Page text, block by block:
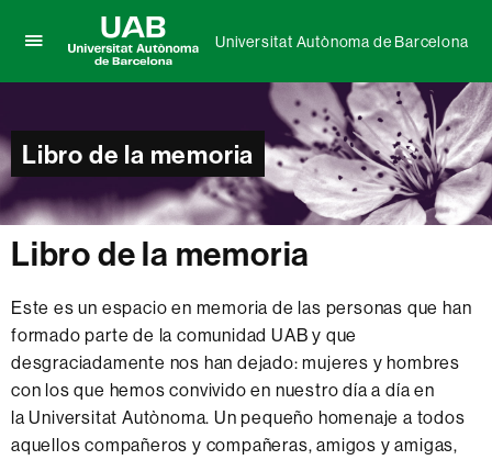
aquí
desplegar
el
menú
de
Universitat
Autònoma
de
Barcelona
Universitat Autònoma de Barcelona
Libro de la memoria
Libro de la memoria
Este es un espacio en memoria de las personas que han
formado parte de la comunidad UAB y que
desgraciadamente nos han dejado: mujeres y hombres
con los que hemos convivido en nuestro día a día en
la Universitat Autònoma. Un pequeño homenaje a todos
aquellos compañeros y compañeras, amigos y amigas,